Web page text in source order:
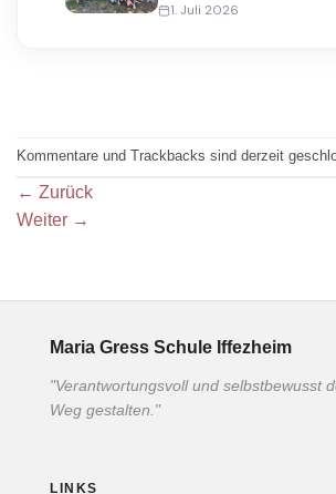
1. Juli 2026
Kommentare und Trackbacks sind derzeit
← Zurück
Weiter →
Maria Gress Schule Iffezheim
"Verantwortungsvoll und selbstbewusst
Weg gestalten."
LINKS